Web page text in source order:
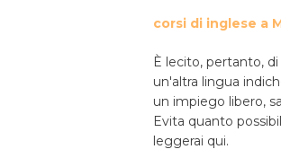
corsi di inglese a
È lecito, pertanto,
un'altra lingua
un impiego libero,
Evita quanto
leggerai qui.